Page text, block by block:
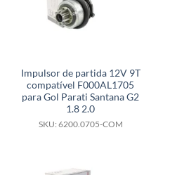
Impulsor de partida 12V 9T
compatível F000AL1705
para Gol Parati Santana G2
1.8 2.0
SKU: 6200.0705-COM